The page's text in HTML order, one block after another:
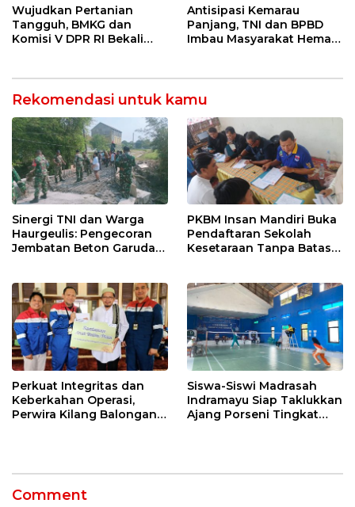
Entaskan Kemiskinan di
Indramayu
Wujudkan Pertanian
Tangguh, BMKG dan
Komisi V DPR RI Bekali
Antisipasi Kemarau
Panjang, TNI dan BPBD
Imbau Masyarakat Hemat
Rekomendasi untuk kamu
Sinergi TNI dan Warga
Haurgeulis: Pengecoran
Jembatan Beton Garuda
PKBM Insan Mandiri Buka
Pendaftaran Sekolah
Kesetaraan Tanpa Batas
Perkuat Integritas dan
Keberkahan Operasi,
Perwira Kilang Balongan
Siswa-Siswi Madrasah
Indramayu Siap Taklukkan
Ajang Porseni Tingkat
Comment